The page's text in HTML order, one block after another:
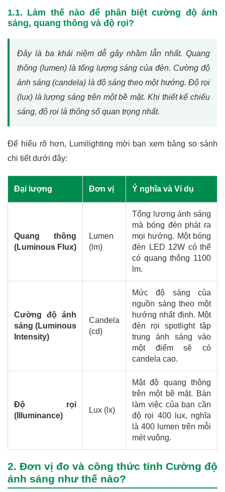
1.1. Làm thế nào để phân biệt cường độ ánh
sáng, quang thông và độ rọi?
Đây là ba khái niệm dễ gây nhầm lẫn nhất. Quang
thông (lumen) là tổng lượng sáng của đèn. Cường độ
ánh sáng (candela) là độ sáng theo một hướng. Độ rọi
(lux) là lượng sáng trên một bề mặt. Khi thiết kế chiếu
sáng, độ rọi là thông số quan trọng nhất.
Để hiểu rõ hơn, Lumilighting mời bạn xem bảng so sánh
chi tiết dưới đây:
Đại lượng Đơn vị Ý nghĩa và Ví dụ
Quang thông
(Luminous Flux)
Lumen
(lm)
Tổng lượng ánh sáng
mà bóng đèn phát ra
mọi hướng. Một bóng
đèn LED 12W có thể
có quang thông 1100
lm.
Cường độ ánh
sáng (Luminous
Intensity)
Candela
(cd)
Mức độ sáng của
nguồn sáng theo một
hướng nhất định. Một
đèn rọi spotlight tập
trung ánh sáng vào
một điểm sẽ có
candela cao.
Độ rọi
(Illuminance)
Lux (lx)
Mật độ quang thông
trên một bề mặt. Bàn
làm việc của bạn cần
độ rọi 400 lux, nghĩa
là 400 lumen trên mỗi
mét vuông.
2. Đơn vị đo và công thức tính Cường độ
ánh sáng như thế nào?